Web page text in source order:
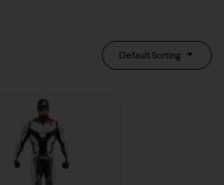
Default Sorting